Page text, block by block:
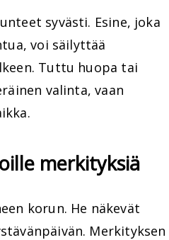
syvästi. Esine, joka
voi säilyttää
Tuttu huopa tai
valinta, vaan
merkityksiä
korun. He näkevät
Merkityksen